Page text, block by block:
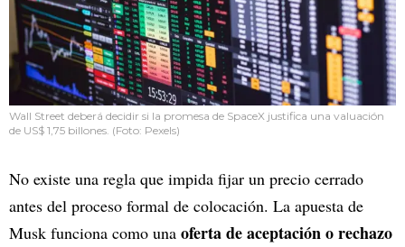
Wall Street deberá decidir si la promesa de SpaceX justifica una valuación
de US$ 1,75 billones. (Foto: Pexels)
No existe una regla que impida fijar un precio cerrado
antes del proceso formal de colocación. La apuesta de
Musk funciona como una oferta de aceptación o rechazo